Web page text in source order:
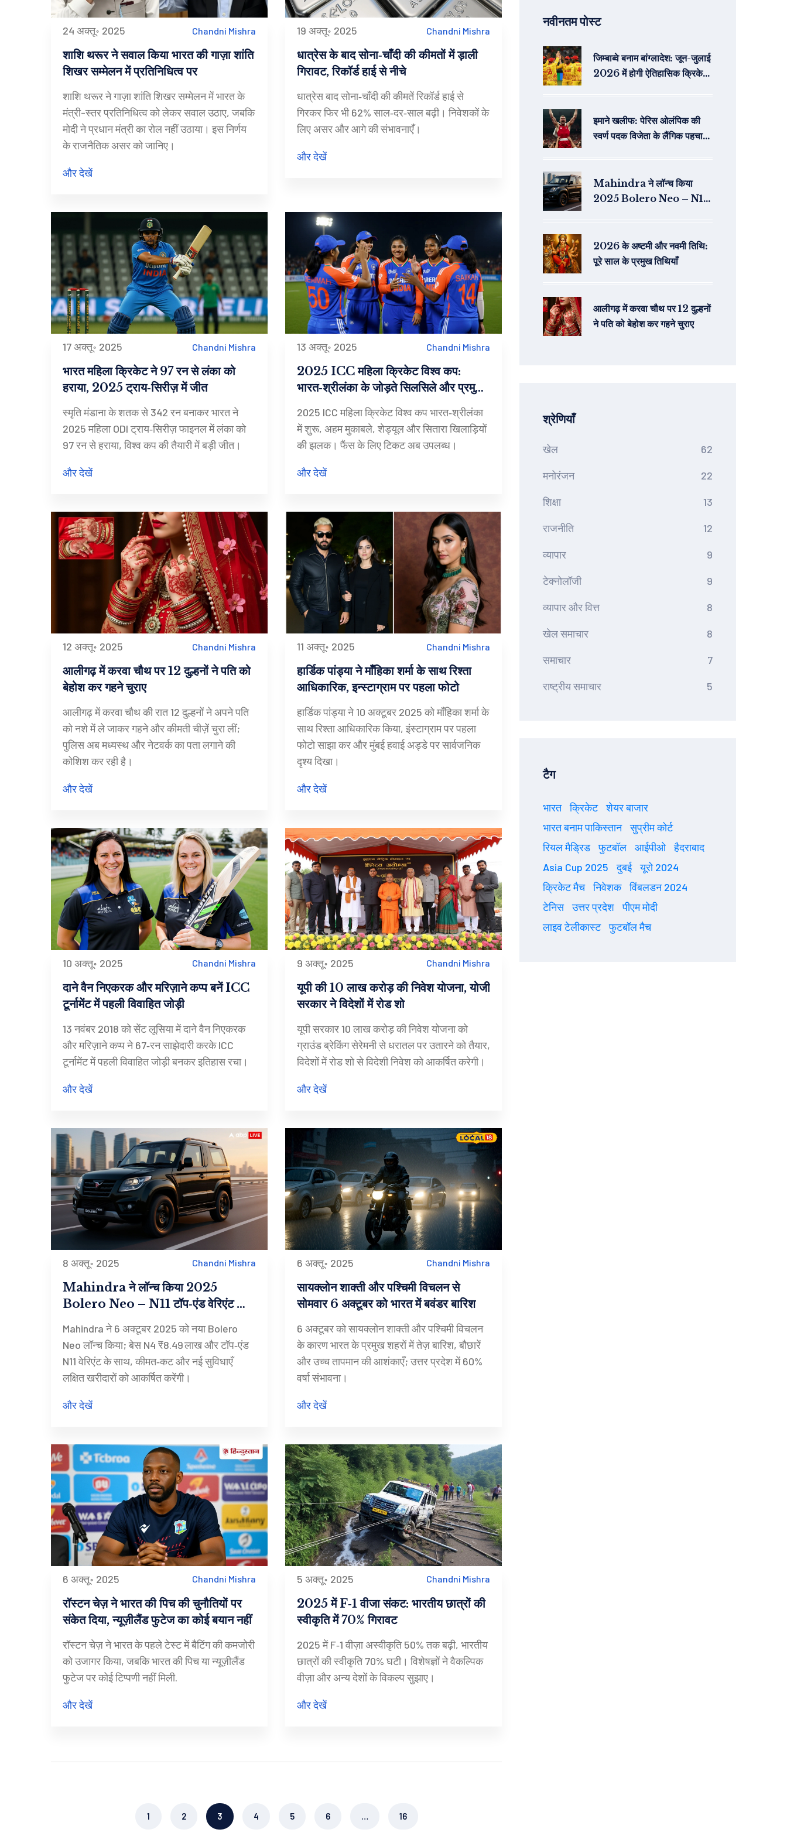
24 अक्तू॰ 2025 Chandni Mishra
शाशि थरूर ने सवाल किया भारत की गाज़ा शांति
शिखर सम्मेलन में प्रतिनिधित्व पर
शाशि थरूर ने गाज़ा शांति शिखर सम्मेलन में भारत के
मंत्री-स्तर प्रतिनिधित्व को लेकर सवाल उठाए, जबकि
मोदी ने प्रधान मंत्री का रोल नहीं उठाया। इस निर्णय
के राजनैतिक असर को जानिए।
और देखें
19 अक्तू॰ 2025 Chandni Mishra
धात्रेस के बाद सोना‑चाँदी की कीमतों में ड़ाली
गिरावट, रिकॉर्ड हाई से नीचे
धात्रेस बाद सोना‑चाँदी की कीमतें रिकॉर्ड हाई से
गिरकर फिर भी 62% साल‑दर‑साल बढ़ी। निवेशकों के
लिए असर और आगे की संभावनाएँ।
और देखें
17 अक्तू॰ 2025 Chandni Mishra
भारत महिला क्रिकेट ने 97 रन से लंका को
हराया, 2025 ट्राय‑सिरीज़ में जीत
स्मृति मंडाना के शतक से 342 रन बनाकर भारत ने
2025 महिला ODI ट्राय‑सिरीज़ फाइनल में लंका को
97 रन से हराया, विश्व कप की तैयारी में बड़ी जीत।
और देखें
13 अक्तू॰ 2025 Chandni Mishra
2025 ICC महिला क्रिकेट विश्व कप:
भारत‑श्रीलंका के जोड़ते सिलसिले और प्रमुख
2025 ICC महिला क्रिकेट विश्व कप भारत‑श्रीलंका
में शुरू, अहम मुकाबले, शेड्यूल और सितारा खिलाड़ियों
की झलक। फैंस के लिए टिकट अब उपलब्ध।
और देखें
12 अक्तू॰ 2025 Chandni Mishra
आलीगढ़ में करवा चौथ पर 12 दुल्हनों ने पति को
बेहोश कर गहने चुराए
आलीगढ़ में करवा चौथ की रात 12 दुल्हनों ने अपने पति
को नशे में ले जाकर गहने और कीमती चीज़ें चुरा लीं;
पुलिस अब मध्यस्थ और नेटवर्क का पता लगाने की
कोशिश कर रही है।
और देखें
11 अक्तू॰ 2025 Chandni Mishra
हार्डिक पांड्या ने माँहिका शर्मा के साथ रिश्ता
आधिकारिक, इन्स्टाग्राम पर पहला फोटो
हार्डिक पांड्या ने 10 अक्टूबर 2025 को माँहिका शर्मा के
साथ रिश्ता आधिकारिक किया, इंस्टाग्राम पर पहला
फोटो साझा कर और मुंबई हवाई अड्डे पर सार्वजनिक
दृश्य दिखा।
और देखें
10 अक्तू॰ 2025 Chandni Mishra
दाने वैन निएकरक और मरिज़ाने कप्प बनें ICC
टूर्नामेंट में पहली विवाहित जोड़ी
13 नवंबर 2018 को सेंट लूसिया में दाने वैन निएकरक
और मरिज़ाने कप्प ने 67‑रन साझेदारी करके ICC
टूर्नामेंट में पहली विवाहित जोड़ी बनकर इतिहास रचा।
और देखें
9 अक्तू॰ 2025 Chandni Mishra
यूपी की 10 लाख करोड़ की निवेश योजना, योजी
सरकार ने विदेशों में रोड शो
यूपी सरकार 10 लाख करोड़ की निवेश योजना को
ग्राउंड ब्रेकिंग सेरेमनी से धरातल पर उतारने को तैयार,
विदेशों में रोड शो से विदेशी निवेश को आकर्षित करेगी।
और देखें
8 अक्तू॰ 2025 Chandni Mishra
Mahindra ने लॉन्च किया 2025
Bolero Neo – N11 टॉप‑एंड वेरिएंट की
कीमत ₹8.49 लाख से शुरू
Mahindra ने 6 अक्टूबर 2025 को नया Bolero
Neo लॉन्च किया; बेस N4 ₹8.49 लाख और टॉप‑एंड
N11 वेरिएंट के साथ, कीमत‑कट और नई सुविधाएँ
लक्षित खरीदारों को आकर्षित करेंगी।
और देखें
6 अक्तू॰ 2025 Chandni Mishra
सायक्लोन शाक्ती और पश्चिमी विचलन से
सोमवार 6 अक्टूबर को भारत में बवंडर बारिश
6 अक्टूबर को सायक्लोन शाक्ती और पश्चिमी विचलन
के कारण भारत के प्रमुख शहरों में तेज़ बारिश, बौछारें
और उच्च तापमान की आशंकाएँ; उत्तर प्रदेश में 60%
वर्षा संभावना।
और देखें
6 अक्तू॰ 2025 Chandni Mishra
रॉस्टन चेज़ ने भारत की पिच की चुनौतियों पर
संकेत दिया, न्यूज़ीलैंड फुटेज का कोई बयान नहीं
रॉस्टन चेज़ ने भारत के पहले टेस्ट में बैटिंग की कमजोरी
को उजागर किया, जबकि भारत की पिच या न्यूज़ीलैंड
फुटेज पर कोई टिप्पणी नहीं मिली.
और देखें
5 अक्तू॰ 2025 Chandni Mishra
2025 में F‑1 वीजा संकट: भारतीय छात्रों की
स्वीकृति में 70% गिरावट
2025 में F‑1 वीज़ा अस्वीकृति 50% तक बढ़ी, भारतीय
छात्रों की स्वीकृति 70% घटी। विशेषज्ञों ने वैकल्पिक
वीज़ा और अन्य देशों के विकल्प सुझाए।
और देखें
1 2 3 4 5 6 … 16
नवीनतम पोस्ट
जिम्बाब्वे बनाम बांग्लादेश: जून-जुलाई
2026 में होगी ऐतिहासिक क्रिकेट
इमाने खलीफ: पेरिस ओलंपिक की
स्वर्ण पदक विजेता के लैंगिक पहचान
Mahindra ने लॉन्च किया
2025 Bolero Neo – N11
2026 के अष्टमी और नवमी तिथि:
पूरे साल के प्रमुख तिथियाँ
आलीगढ़ में करवा चौथ पर 12 दुल्हनों
ने पति को बेहोश कर गहने चुराए
श्रेणियाँ
खेल 62
मनोरंजन 22
शिक्षा 13
राजनीति 12
व्यापार 9
टेक्नोलॉजी 9
व्यापार और वित्त 8
खेल समाचार 8
समाचार 7
राष्ट्रीय समाचार 5
टैग
भारत क्रिकेट
शेयर बाजार
भारत बनाम पाकिस्तान
सुप्रीम कोर्ट
रियल मैड्रिड
फुटबॉल आईपीओ
हैदराबाद
Asia Cup 2025
दुबई
यूरो 2024
क्रिकेट मैच
निवेशक
विंबलडन 2024
टेनिस
उत्तर प्रदेश
पीएम मोदी
लाइव टेलीकास्ट
फुटबॉल मैच